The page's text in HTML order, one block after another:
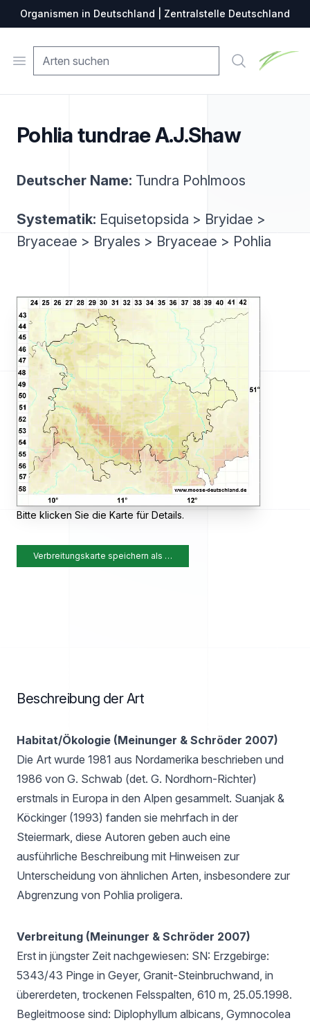
Organismen in Deutschland | Zentralstelle Deutschland
Open menu Suche
Pohlia tundrae A.J.Shaw
Deutscher Name: Tundra Pohlmoos
Systematik: Equisetopsida > Bryidae >
Bryaceae > Bryales > Bryaceae > Pohlia
Bitte klicken Sie die Karte für Details.
Verbreitungskarte speichern als …
Beschreibung der Art
Habitat/Ökologie (Meinunger & Schröder 2007)
Die Art wurde 1981 aus Nordamerika beschrieben und
1986 von G. Schwab (det. G. Nordhorn-Richter)
erstmals in Europa in den Alpen gesammelt. Suanjak &
Köckinger (1993) fanden sie mehrfach in der
Steiermark, diese Autoren geben auch eine
ausführliche Beschreibung mit Hinweisen zur
Unterscheidung von ähnlichen Arten, insbesondere zur
Abgrenzung von Pohlia proligera.
Verbreitung (Meinunger & Schröder 2007)
Erst in jüngster Zeit nachgewiesen: SN: Erzgebirge:
5343/43 Pinge in Geyer, Granit-Steinbruchwand, in
übererdeten, trockenen Felsspalten, 610 m, 25.05.1998.
Begleitmoose sind: Diplophyllum albicans, Gymnocolea